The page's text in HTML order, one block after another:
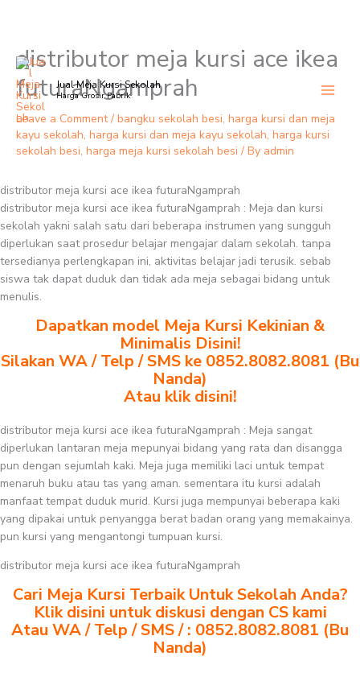
Skip
content
Jual Meja Kursi Sekolah
Harga Grosir Pabrik
distributor meja kursi ace ikea
futuraNgamprah
Leave a Comment / bangku sekolah besi, harga kursi dan meja
kayu sekolah, harga kursi dan meja kayu sekolah, harga kursi
sekolah besi, harga meja kursi sekolah besi / By admin
distributor meja kursi ace ikea futuraNgamprah
distributor meja kursi ace ikea futuraNgamprah : Meja dan kursi
sekolah yakni salah satu dari beberapa instrumen yang sungguh
diperlukan saat prosedur belajar mengajar dalam sekolah. tanpa
tersedianya perlengkapan ini, aktivitas belajar jadi terusik. sebab
siswa tak dapat duduk dan tidak ada meja sebagai bidang untuk
menulis.
Dapatkan model Meja Kursi Kekinian &
Minimalis Disini!
Silakan WA / Telp / SMS ke 0852.8082.8081 (Bu
Nanda)
Atau klik disini!
distributor meja kursi ace ikea futuraNgamprah : Meja sangat
diperlukan lantaran meja mepunyai bidang yang rata dan disangga
pun dengan sejumlah kaki. Meja juga memiliki laci untuk tempat
menaruh buku atau tas yang aman. sementara itu kursi adalah
manfaat tempat duduk murid. Kursi juga mempunyai beberapa kaki
yang dipakai untuk penyangga berat badan orang yang memakainya.
pun kursi yang mengantongi tumpuan kursi.
distributor meja kursi ace ikea futuraNgamprah
Cari Meja Kursi Terbaik Untuk Sekolah Anda?
Klik disini untuk diskusi dengan CS kami
Atau WA / Telp / SMS / : 0852.8082.8081 (Bu
Nanda)